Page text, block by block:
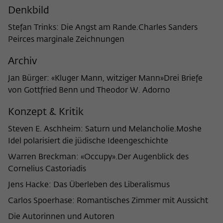
Denkbild
Stefan Trinks: Die Angst am Rande.Charles Sanders
Peirces marginale Zeichnungen
Archiv
Jan Bürger: «Kluger Mann, witziger Mann»Drei Briefe
von Gottfried Benn und Theodor W. Adorno
Konzept & Kritik
Steven E. Aschheim: Saturn und Melancholie.Moshe
Idel polarisiert die jüdische Ideengeschichte
Warren Breckman: «Occupy».Der Augenblick des
Cornelius Castoriadis
Jens Hacke: Das Überleben des Liberalismus
Carlos Spoerhase: Romantisches Zimmer mit Aussicht
Die Autorinnen und Autoren
Laufzeit 30 Minuten
Zweck
Dieses kurzlebige Cookie wird dazu
verwendet, vorübergehend Daten über
den aktuellen Aufenthalt des Besuchs auf
der Webseite des Wissenschaftskollegs
zu speichern.
können